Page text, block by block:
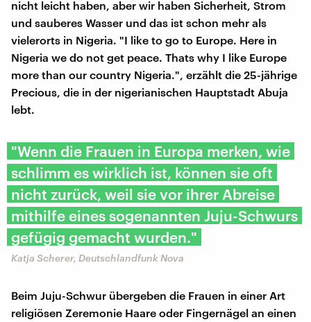
nicht leicht haben, aber wir haben Sicherheit, Strom
und sauberes Wasser und das ist schon mehr als
vielerorts in Nigeria. "I like to go to Europe. Here in
Nigeria we do not get peace. Thats why I like Europe
more than our country Nigeria.", erzählt die 25-jährige
Precious, die in der nigerianischen Hauptstadt Abuja
lebt.
"Wenn die Frauen in Europa merken, wie
schlimm es wirklich ist, können sie oft
nicht zurück, weil sie vor ihrer Abreise
mithilfe eines sogenannten Juju-Schwurs
gefügig gemacht wurden."
Katja Scherer, Deutschlandfunk Nova
Beim Juju-Schwur übergeben die Frauen in einer Art
religiösen Zeremonie Haare oder Fingernägel an einen